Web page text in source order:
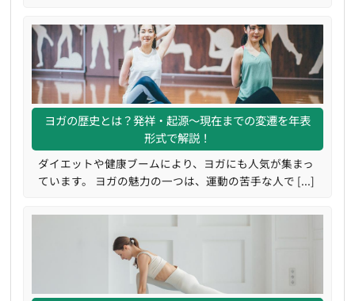
ヨガの歴史とは？発祥・起源〜現在までの変遷を年表
形式で解説！
ダイエットや健康ブームにより、ヨガにも人気が集まっ
ています。 ヨガの魅力の一つは、運動の苦手な人で [...]